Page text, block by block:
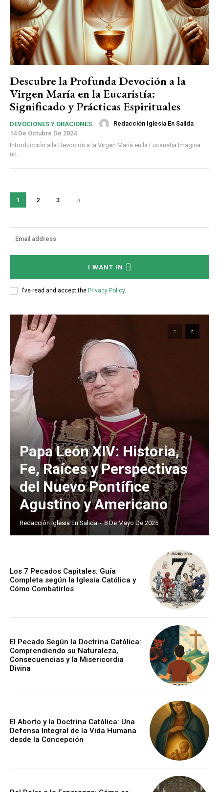
Descubre la Profunda Devoción a la
Virgen María en la Eucaristía:
Significado y Prácticas Espirituales
DEVOCIONES Y ORACIONES Redacción Iglesia En Salida -
14 De Octubre De 2024
Introducción a la Devoción a la Virgen María en la Eucaristía Imagina
un...
1 2 3
I WANT IN
I've read and accept the Privacy Policy.
Papa León XIV: Historia,
Fe, Raíces y Perspectivas
del Nuevo Pontífice
Agustino y Americano
Redacción Iglesia En Salida - 8 De Mayo De 2025
Los 7 Pecados Capitales: Guía
Completa según la Iglesia Católica y
Cómo Combatirlos
El Pecado Según la Doctrina Católica:
Comprendiendo su Naturaleza,
Consecuencias y la Misericordia
Divina
El Aborto y la Doctrina Católica: Una
Defensa Integral de la Vida Humana
desde la Concepción